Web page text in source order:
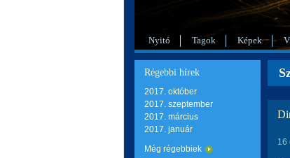
Nyitó Tagok Képek
Régebbi hírek
2017. október
2017. szeptember
2017. március
2017. január
Még régebbiek
16